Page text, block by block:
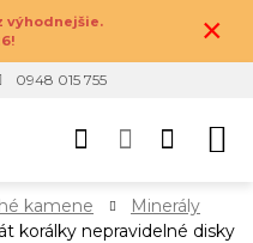
výhodnejšie.
×
0948 015 755
kamene
Minerály
korálky nepravidelné disky